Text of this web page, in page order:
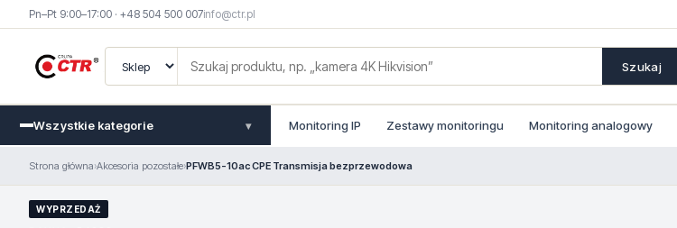
Pn–Pt 9:00–17:00 · +48 504 500 007info@ctr.pl
Szukaj
Wszystkie kategorie ▾ Monitoring IP Zestawy monitoringu Monitoring analogowy
Strona główna›Akcesoria pozostałe›PFWB5-10ac CPE Transmisja bezprzewodowa
WYPRZEDAŻ